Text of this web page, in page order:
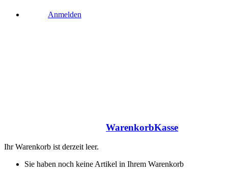
Anmelden
WarenkorbKasse
Ihr Warenkorb ist derzeit leer.
Sie haben noch keine Artikel in Ihrem Warenkorb